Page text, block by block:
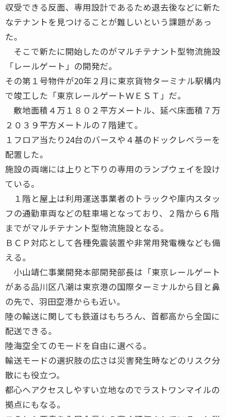
収受できる反面、専用設計であるため退去後などに新た
なテナントを見つけることが難しいという課題があっ
た。
そこで新たに開始したのがマルチテナント型物流施設
「レールゲート」の開発だ。
その第１号物件が20年２月に東京貨物ターミナル駅構内
で竣工した「東京レールゲートＷＥＳＴ」だ。
敷地面積４万１８０２平方メートル、延べ床面積７万
２０３９平方メートルの７階建て。
１フロア当たり24台のバースや４基のドックレベラーを
配置した。
施設の両端には上りと下りの専用のランプウェイを設け
ている。
１階と屋上は利用運送事業者のトラックや庫内スタッ
フの通勤車両などの駐車場となっており、２階から６階
までがマルチテナント型物流施設となる。
ＢＣＰ対応として各種免震装置や非常用発電機なども備
える。
小山靖仁事業開発本部開発部長は「東京レールゲート
がある品川区八潮は東京港の国際ターミナルから目と鼻
の先で、羽田空港からも近い。
陸の輸送に関しても鉄道はもちろん、首都高から全国に
配送できる。
陸海空全てのモードを自由に選べる。
輸送モードの選択肢の広さは災害発生時などのリスク分
散にも役立つ。
都心へアクセスしやすい立地なのでラストワンマイルの
拠点にもなる。